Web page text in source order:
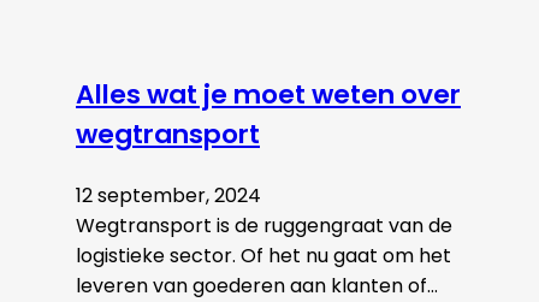
Alles wat je moet weten over
wegtransport
12 september, 2024
Wegtransport is de ruggengraat van de
logistieke sector. Of het nu gaat om het
leveren van goederen aan klanten of…